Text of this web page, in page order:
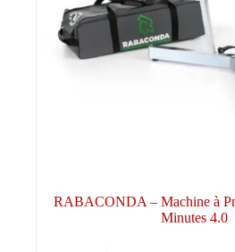
RABACONDA – Machine à
Minutes 4.0